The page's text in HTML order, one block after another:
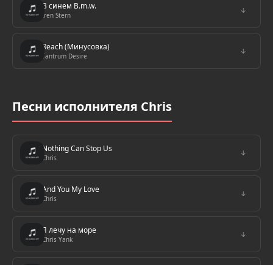
В синем B.m.w.
Iren Stern
↓
Reach (Минусовка)
Tantrum Desire
↓
Песни исполнителя Chris
Nothing Can Stop Us
Chris
↓
And You My Love
Chris
↓
Я лечу на море
Chris Yank
↓